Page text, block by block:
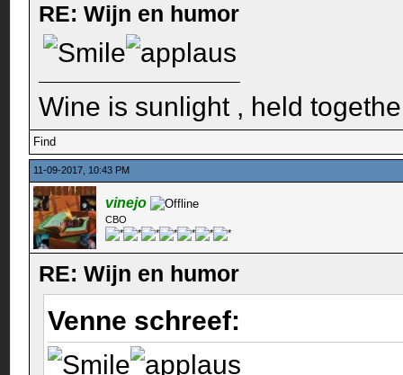
RE: Wijn en humor
Wine is sunlight , held
Find
11-09-2017, 10:43 PM
vinejo
CBO
RE: Wijn en humor
Venne schreef: